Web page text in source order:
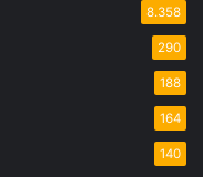
8.358
290
188
164
140